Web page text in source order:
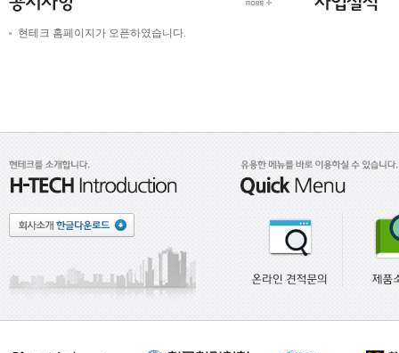
현테크 홈페이지가 오픈하였습니다.